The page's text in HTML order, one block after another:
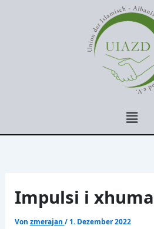
Menü
Impulsi i
Von zmerajan /1. Dezember 2022